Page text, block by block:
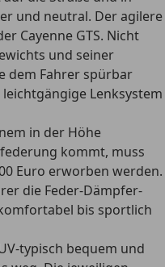
und neutral. Der agilere
Cayenne GTS. Nicht
und seiner
dem Fahrer spürbar
Lenksystem
in der Höhe
kommt, muss
Euro erworben werden.
die Feder-Dämpfer-
bis sportlich
typisch bequem und